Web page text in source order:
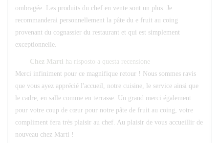
ombragée. Les produits du chef en vente sont un plus. Je
recommanderai personnellement la pâte du e fruit au coing
provenant du cognassier du restaurant et qui est simplement
exceptionnelle.
Chez Marti ha risposto a questa recensione
Merci infiniment pour ce magnifique retour ! Nous sommes ravis
que vous ayez apprécié l'accueil, notre cuisine, le service ainsi que
le cadre, en salle comme en terrasse. Un grand merci également
pour votre coup de cœur pour notre pâte de fruit au coing, votre
compliment fera très plaisir au chef. Au plaisir de vous accueillir de
nouveau chez Marti !